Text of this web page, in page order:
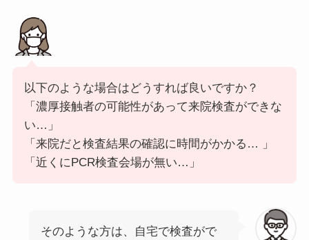
嶋田病院
前野クリニック 811-1253 福岡県
飯塚病院 820-8505
以下のような場合はどうすれば良いですか？
「濃厚接触者の可能性があって来院検査ができな
い…」
「来院だと検査結果の確認に時間がかかる… 」
「近くにPCR検査会場が無い…」
そのような方は、自宅で検査がで